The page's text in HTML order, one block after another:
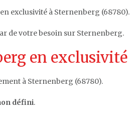
exclusivité à Sternenberg (68780).
de votre besoin sur Sternenberg.
en exclusivité
à Sternenberg (68780).
défini.